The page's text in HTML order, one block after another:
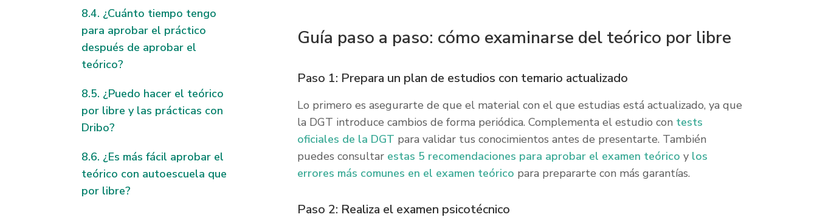
¿Cuánto tiempo tengo
para aprobar el práctico
después de aprobar el
teórico?
¿Puedo hacer el teórico
por libre y las prácticas con
Dribo?
¿Es más fácil aprobar el
teórico con autoescuela que
por libre?
Guía paso a paso: cómo examinarse del teórico por libre
Paso 1: Prepara un plan de estudios con temario actualizado
Lo primero es asegurarte de que el material con el que estudias está actualizado, ya que
la DGT introduce cambios de forma periódica. Complementa el estudio con tests
oficiales de la DGT para validar tus conocimientos antes de presentarte. También
puedes consultar estas 5 recomendaciones para aprobar el examen teórico y los
errores más comunes en el examen teórico para prepararte con más garantías.
Paso 2: Realiza el examen psicotécnico